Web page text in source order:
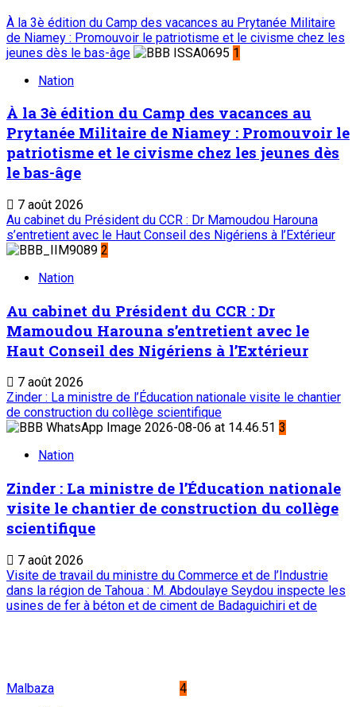
À la 3è édition du Camp des vacances au Prytanée Militaire
de Niamey : Promouvoir le patriotisme et le civisme chez les
jeunes dès le bas-âge
1
Nation
À la 3è édition du Camp des vacances au
Prytanée Militaire de Niamey : Promouvoir le
patriotisme et le civisme chez les jeunes dès
le bas-âge
7 août 2026
Au cabinet du Président du CCR : Dr Mamoudou Harouna
s’entretient avec le Haut Conseil des Nigériens à l’Extérieur
2
Nation
Au cabinet du Président du CCR : Dr
Mamoudou Harouna s’entretient avec le
Haut Conseil des Nigériens à l’Extérieur
7 août 2026
Zinder : La ministre de l’Éducation nationale visite le chantier
de construction du collège scientifique
3
Nation
Zinder : La ministre de l’Éducation nationale
visite le chantier de construction du collège
scientifique
7 août 2026
Visite de travail du ministre du Commerce et de l’Industrie
dans la région de Tahoua : M. Abdoulaye Seydou inspecte les
usines de fer à béton et de ciment de Badaguichiri et de
Malbaza
4